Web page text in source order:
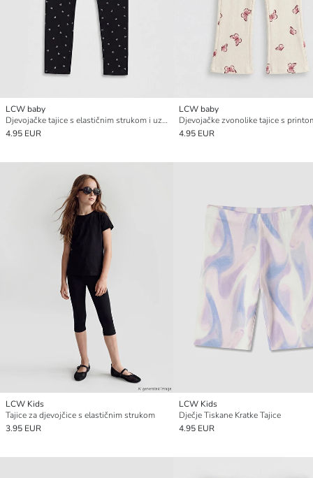
LCW baby
Djevojačke tajice s elastičnim strukom i uzorkom srca
4.95 EUR
LCW baby
4.95 EUR
LCW Kids
Tajice za djevojčice s elastičnim strukom
3.95 EUR
LCW Kids
Dječje Tiskane Kratke Tajice
4.95 EUR